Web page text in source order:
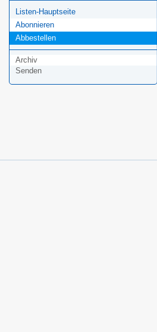
Listen-Hauptseite
Abonnieren
Abbestellen
Archiv
Senden